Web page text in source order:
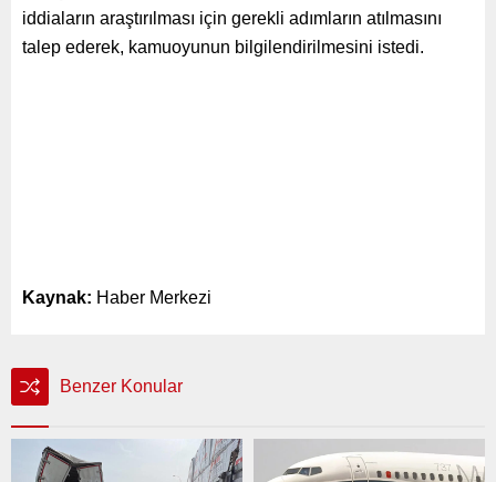
iddiaların araştırılması için gerekli adımların atılmasını
talep ederek, kamuoyunun bilgilendirilmesini istedi.
Kaynak: Haber Merkezi
Benzer Konular